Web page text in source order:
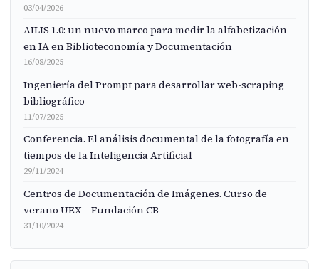
03/04/2026
AILIS 1.0: un nuevo marco para medir la alfabetización
en IA en Biblioteconomía y Documentación
16/08/2025
Ingeniería del Prompt para desarrollar web-scraping
bibliográfico
11/07/2025
Conferencia. El análisis documental de la fotografía en
tiempos de la Inteligencia Artificial
29/11/2024
Centros de Documentación de Imágenes. Curso de
verano UEX – Fundación CB
31/10/2024